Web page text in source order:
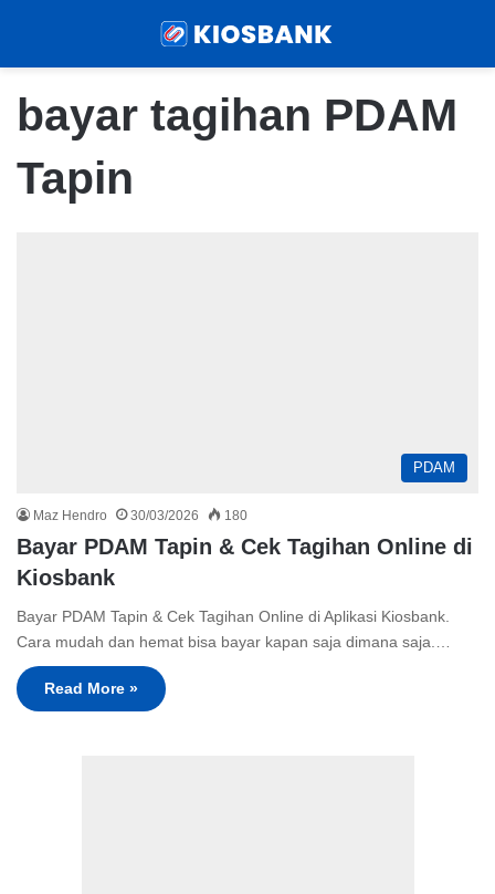
bayar tagihan PDAM
Tapin
PDAM
Maz Hendro 30/03/2026 180
Bayar PDAM Tapin & Cek Tagihan Online di
Kiosbank
Bayar PDAM Tapin & Cek Tagihan Online di Aplikasi Kiosbank.
Cara mudah dan hemat bisa bayar kapan saja dimana saja.…
Read More »